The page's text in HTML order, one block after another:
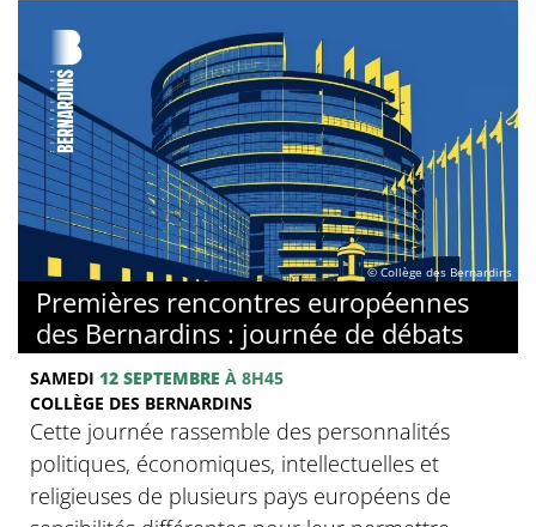
© Collège des Bernardins
Premières rencontres européennes
des Bernardins : journée de débats
SAMEDI 12 SEPTEMBRE À 8H45
COLLÈGE DES BERNARDINS
Cette journée rassemble des personnalités
politiques, économiques, intellectuelles et
religieuses de plusieurs pays européens de